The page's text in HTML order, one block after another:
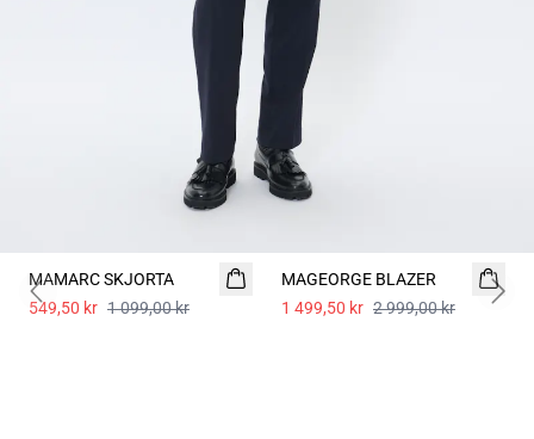
MAMARC SKJORTA
549,50 kr 1 099,00 kr
MAGEORGE BLAZER
1 499,50 kr 2 999,00 kr
Previous slide Next